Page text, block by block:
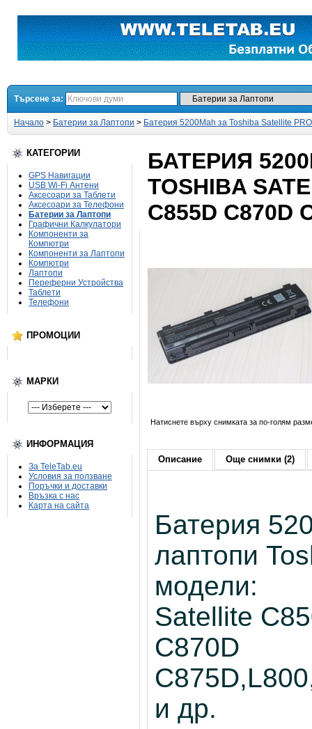
Търсене за:
Начало > Батерии за Лаптопи > Батерия 5200Mah за Toshiba Satellite
КАТЕГОРИИ
GPS Навигации
USB Wi-Fi Антени
Аксесоари за Таблети
Аксесоари за Телефони
Батерии за Лаптопи
Графични Калкулатори
Компоненти за
Компютри
Компоненти за Лаптопи
Компютри
Лаптопи
Переферни Устройства
Таблети
Телефони
ПРОМОЦИИ
МАРКИ
ИНФОРМАЦИЯ
За TeleTab.eu
Условия за ползване
Поръчки и доставки
Връзка с нас
Карта на сайта
БАТЕРИЯ
TOSHIBA
C855D C870D
Натиснете върху снимката за по-голям
Описание Още снимки (2)
Батерия
лаптопи
модели:
Satellite
C870D
и др.